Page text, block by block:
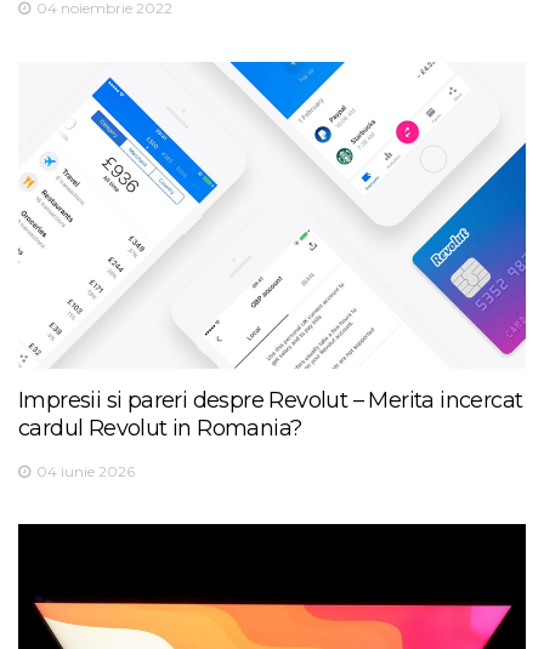
04 noiembrie 2022
Impresii si pareri despre Revolut – Merita incercat
cardul Revolut in Romania?
04 iunie 2026